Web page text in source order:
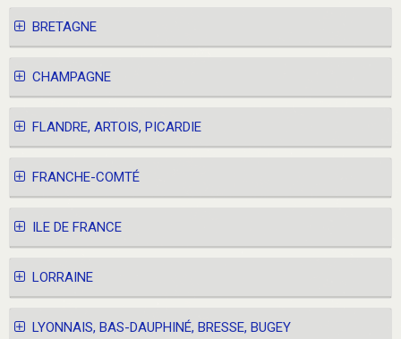
BRETAGNE
CHAMPAGNE
FLANDRE, ARTOIS, PICARDIE
FRANCHE-COMTÉ
ILE DE FRANCE
LORRAINE
LYONNAIS, BAS-DAUPHINÉ, BRESSE, BUGEY